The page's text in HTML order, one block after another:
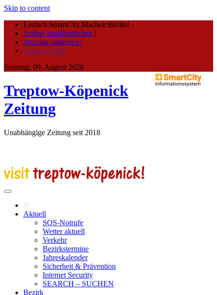
Skip to content
Einfach.SmartCity.Machen:Berlin! -
Artikel veröffentlichen |
Anzeige aufgeben |
Autor werden
Sonntag, 09. August 2026
Treptow-Köpenick
Zeitung
Unabhängige Zeitung seit 2018
Aktuell
SOS-Notrufe
Wetter aktuell
Verkehr
Bezirkstermine
Jahreskalender
Sicherheit & Prävention
Internet Security
SEARCH – SUCHEN
Bezirk